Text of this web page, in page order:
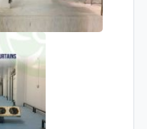
حلول مصممة خصيصًا
التزام بالمعايير البيئية
دعم فني واستشارات